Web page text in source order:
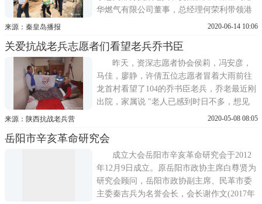
华燃气有限公司董事，总经理何荣利带领港
华集团志愿者一同前往，并为他们带去生活
明办主任郭丽萍、茶棚乡党委书记王志伟陪
同。2014以来，秦皇岛市及时雨志愿服务联
盟和抚宁春雨志愿服务总
来源：秦皇岛播报 2020-06-14 10:06
关爱抗战老兵志愿者们看望老兵乔书臣
昨天，资深志愿者协会侯莉，冯安彦，
马佳，廖静，许倩五位志愿者冒着大雨前往
龙首村看望了104的乔书臣老兵，乔老最近刚
出院，家属说 "老人已感到时日不多，想见
见你们志愿者，也许是最后一面…… "老人
始讲述38年从军的经历和抗日打鬼子的战斗
故事……祝愿乔老早日康复慰问品特仑苏牛
奶，精品糕点，
来源：陕西抗战老兵营 2020-05-08 08:05
岳阳市辛亥革命研究会
成立大会岳阳市辛亥革命研究会于2012
年12月9日成立。原岳阳市政协主席白尊贤为
研究会顾问，岳阳市政协副主席、民革市委
主委秦吉兵为名誉会长，会长谢作文(2017年